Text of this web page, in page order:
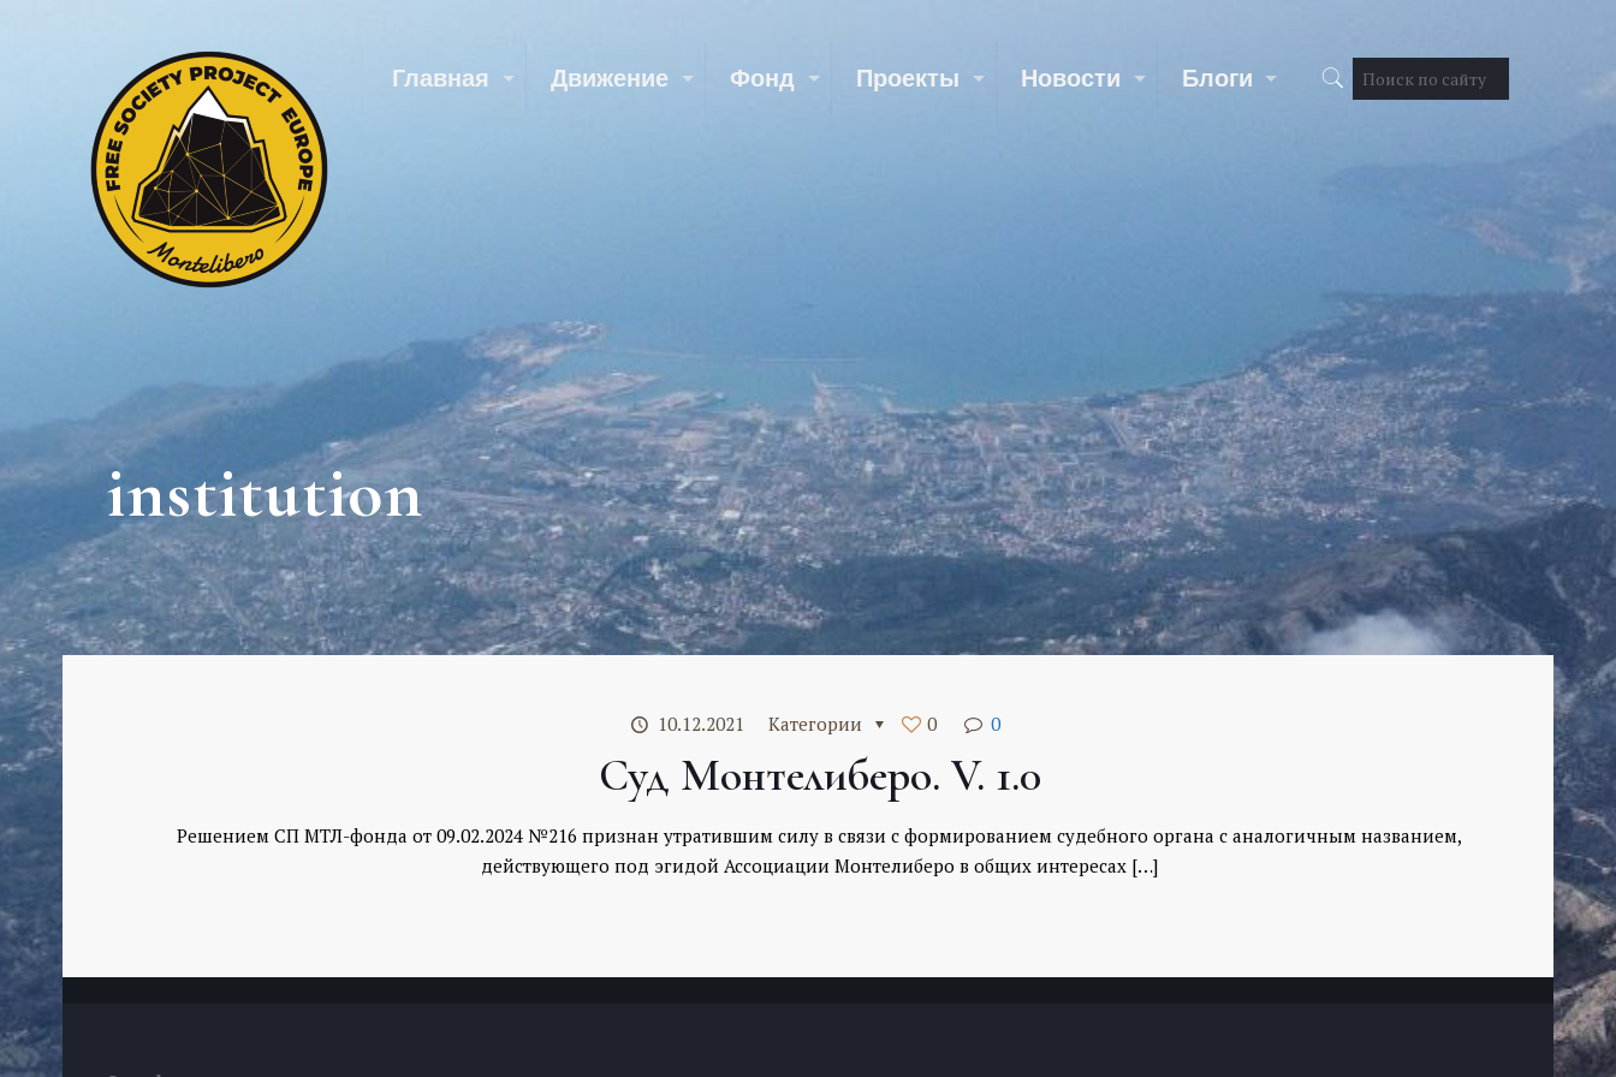
Главная Движение Фонд Проекты Новости Блоги
institution
10.12.2021 Категории 0 0
Суд Монтелиберо. V. 1.0
Решением СП МТЛ-фонда от 09.02.2024 №216 признан утратившим силу в связи с формированием судебного органа с аналогичным названием,
действующего под эгидой Ассоциации Монтелиберо в общих интересах […]